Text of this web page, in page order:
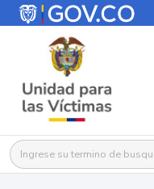
Buscar: